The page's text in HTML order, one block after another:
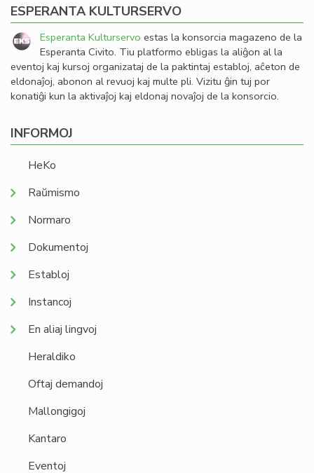
ESPERANTA KULTURSERVO
Esperanta Kulturservo estas la konsorcia magazeno de la
Esperanta Civito. Tiu platformo ebligas la aliĝon al la
eventoj kaj kursoj organizataj de la paktintaj establoj, aĉeton de
eldonaĵoj, abonon al revuoj kaj multe pli. Vizitu ĝin tuj por
konatiĝi kun la aktivaĵoj kaj eldonaj novaĵoj de la konsorcio.
INFORMOJ
HeKo
Raŭmismo
Normaro
Dokumentoj
Establoj
Instancoj
En aliaj lingvoj
Heraldiko
Oftaj demandoj
Mallongigoj
Kantaro
Eventoj